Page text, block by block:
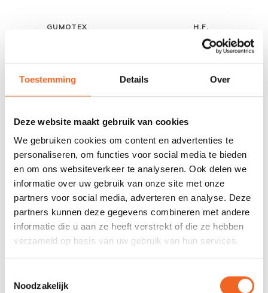
Toestemming Details Over
Deze website maakt gebruik van cookies
We gebruiken cookies om content en advertenties te
personaliseren, om functies voor social media te bieden
en om ons websiteverkeer te analyseren. Ook delen we
informatie over uw gebruik van onze site met onze
partners voor social media, adverteren en analyse. Deze
partners kunnen deze gegevens combineren met andere
informatie die u aan ze heeft verstrekt of die ze hebben
verzameld op basis van uw gebruik van hun services.
Noodzakelijk
GUMOTEX H.F.
HANDELI HANDIRACK